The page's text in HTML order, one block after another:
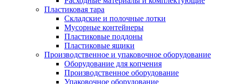
Пластиковая тара
Складские и полочные лотки
Мусорные контейнеры
Пластиковые поддоны
Пластиковые ящики
Производственное и упаковочное оборудование
Оборудование для копчения
Производственное оборудование
Упаковочное оборудование